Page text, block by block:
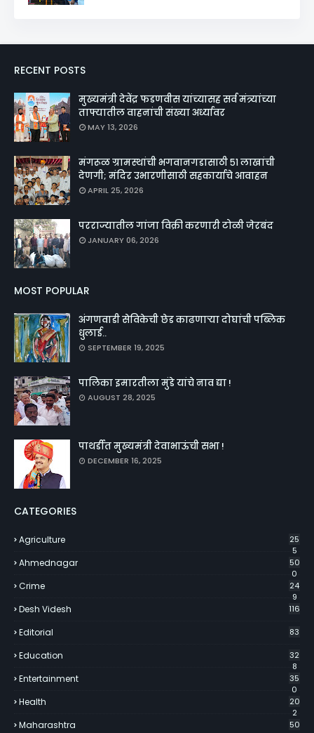
RECENT POSTS
मुख्यमंत्री देवेंद्र फडणवीस यांच्यासह सर्व मंत्र्यांच्या
ताफ्यातील वाहनांची संख्या अर्ध्यावर
MAY 13, 2026
मंगरूळ ग्रामस्थांची भगवानगडासाठी ५१ लाखांची
देणगी; मंदिर उभारणीसाठी सहकार्याचे आवाहन
APRIL 25, 2026
परराज्यातील गांजा विक्री करणारी टोळी जेरबंद
JANUARY 06, 2026
MOST POPULAR
अंगणवाडी सेविकेची छेड काढणाऱ्या दोघांची पब्लिक
धुलाई..
SEPTEMBER 19, 2025
पालिका इमारतीला मुंडे यांचे नाव द्या !
AUGUST 28, 2025
पाथर्डीत मुख्यमंत्री देवाभाऊंची सभा !
DECEMBER 16, 2025
CATEGORIES
Agriculture
25
5
Ahmednagar
50
0
Crime
24
9
Desh Videsh 116
Editorial 83
Education
32
8
Entertainment
35
0
Health
20
2
Maharashtra
50